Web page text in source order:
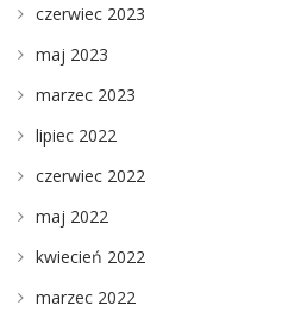
czerwiec 2023
maj 2023
marzec 2023
lipiec 2022
czerwiec 2022
maj 2022
kwiecień 2022
marzec 2022